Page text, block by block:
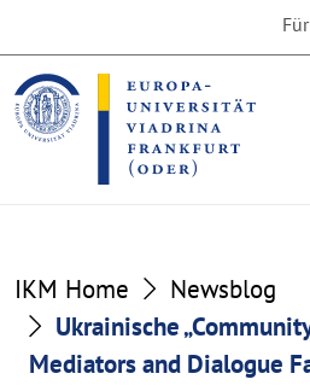
the
content
section
the
footer
section
IKM Home
Newsblog
Ukrainische
Mediators and Dialogue